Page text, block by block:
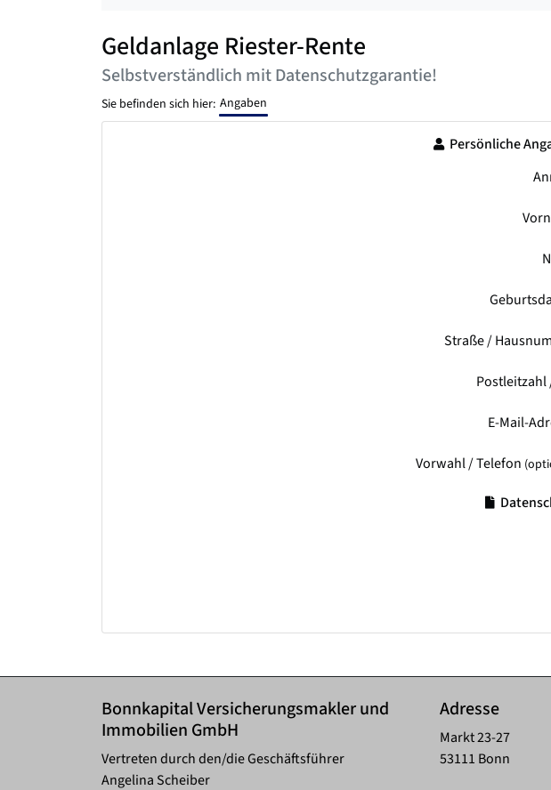
Geldanlage Riester-Rente
Selbstverständlich mit Datenschutzgarantie!
Sie befinden sich hier: Angaben
Persönliche
Straße /
Postleitzahl
E-Mail-
Vorwahl / Telefon
Bonnkapital Versicherungsmakler und
Immobilien GmbH
Vertreten durch den/die Geschäftsführer
Angelina Scheiber
Adresse
Markt 23-27
53111 Bonn